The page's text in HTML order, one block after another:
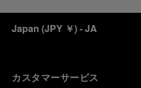
Japan (JPY ￥)- JA
カスタマーサービス